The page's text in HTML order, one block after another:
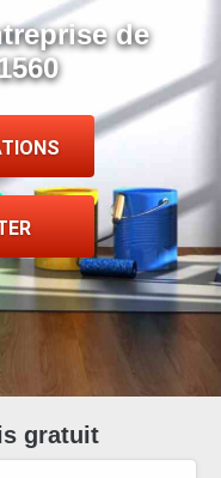
de
gratuit